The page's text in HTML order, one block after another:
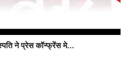
ने प्रेस कॉन्फ्रेंस मे...